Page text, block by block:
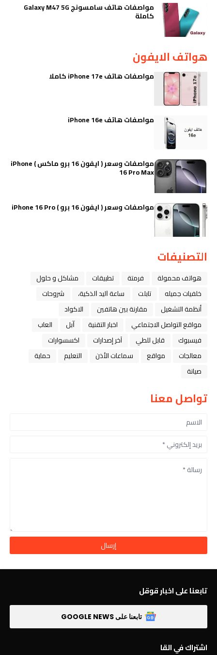
مواصفات هاتف سامسونج Galaxy M47 5G
كاملة
هواتف الايفون
مواصفات هاتف iPhone 17e كاملا
مواصفات هاتف iPhone 16e
مواصفات وسعر ( ايفون 16 برو ماكس ) iPhone
16 Pro Max
مواصفات وسعر ( ايفون 16 برو ) iPhone 16 Pro
التصنيفات
هواتف محمولة فرمتة تطبيقات
مشاكل و حلول
خلفيات جميله
تابلت ﺳﺎﻋﺔ ﺍﻟﻴﺪ ﺍﻟﺬﻛﻴﺔ،
شروحات
أنظمة التشغيل
مقارنة بين هاتفين
الاكواد
مواقع التواصل الاجتماعي
اخبار التقنية ﺁﺑﻞ
العاب
فيسبوك
قابل للطي آخر إصدارات
اكسسوارات
معالجات
مواقع سماعات الأذن التعليم
حماية
صيانة
تواصل معنا
تابعنا على اخبار قوقل
تابعنا على GOOGLE NEWS
اشتراك في القا